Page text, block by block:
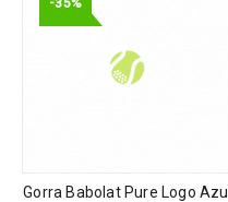
-35%
Gorra Babolat Pure Logo Azul